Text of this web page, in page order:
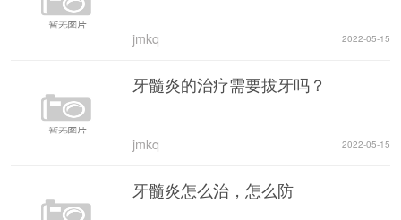
jmkq 2022-05-15
牙髓炎的治疗需要拔牙吗？
jmkq 2022-05-15
牙髓炎怎么治，怎么防